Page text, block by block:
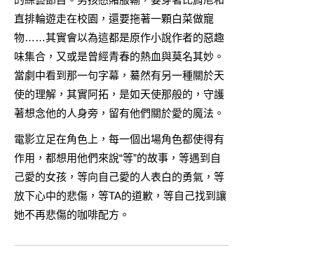
直排輪遊走在校園，還要拖著一顆白菜做寵
物……其實會以為這都是原作小說作者的惡趣
味集合，又或是曾經青春的熱血與莫名其妙。
當劇中看到那一句字幕，驀然有另一種關於天
使的理解，其實阿拓，是如天使那般的，守護
著想念他的人身旁，留有他們關於愛的魔法。
電影立足在角色上，每一個出場角色都使得有
作用，都想用他們來說“等”的故事，等遇到自
己愛的女孩，等向自己愛的人表白的勇氣，等
放下心中的悲傷，等TA的道歉，等自己找到讓
她不再悲傷的咖啡配方。